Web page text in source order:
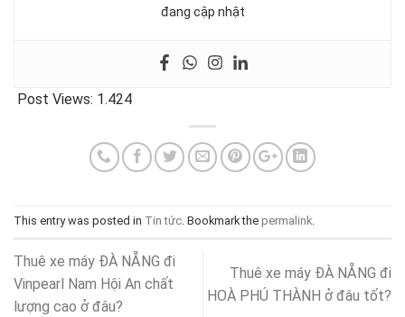
đang cập nhật
Post Views: 1.424
This entry was posted in Tin tức. Bookmark the permalink.
Thuê xe máy ĐÀ NẴNG đi
Vinpearl Nam Hội An chất
lượng cao ở đâu?
Thuê xe máy ĐÀ NẴNG đi
HOÀ PHÚ THÀNH ở đâu tốt?